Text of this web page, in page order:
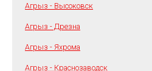
Агрыз - Высоковск
Агрыз - Дрезна
Агрыз - Яхрома
Агрыз - Краснозаводск